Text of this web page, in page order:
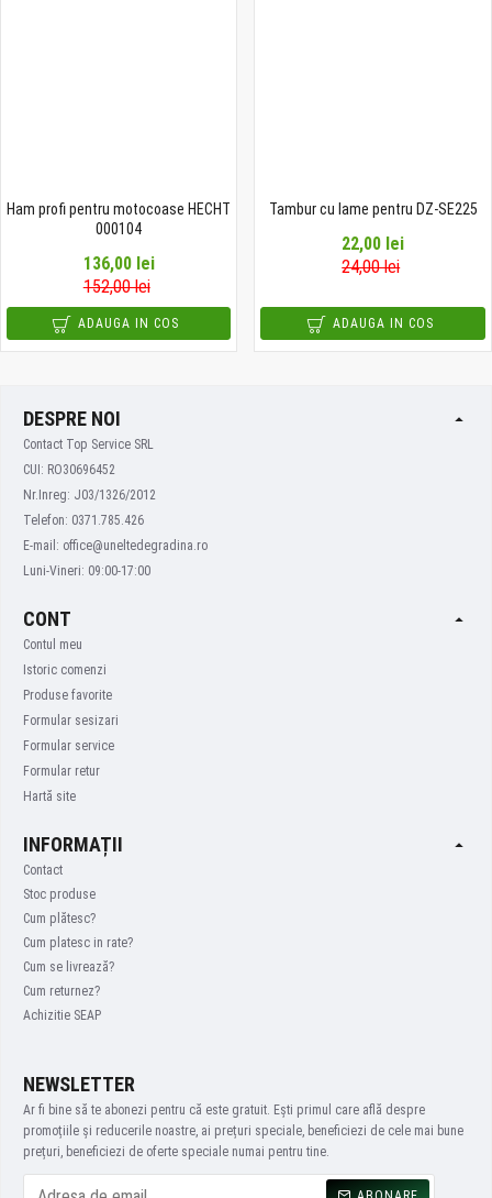
Ham profi pentru motocoase HECHT
000104
136,00 lei
152,00 lei
ADAUGA IN COS
Tambur cu lame pentru DZ-SE225
22,00 lei
24,00 lei
ADAUGA IN COS
DESPRE NOI
Contact Top Service SRL
CUI: RO30696452
Nr.Inreg: J03/1326/2012
Telefon: 0371.785.426
E-mail: office@uneltedegradina.ro
Luni-Vineri: 09:00-17:00
CONT
Contul meu
Istoric comenzi
Produse favorite
Formular sesizari
Formular service
Formular retur
Hartă site
INFORMAȚII
Contact
Stoc produse
Cum plătesc?
Cum platesc in rate?
Cum se livrează?
Cum returnez?
Achizitie SEAP
NEWSLETTER
Ar fi bine să te abonezi pentru că este gratuit. Ești primul care află despre
promoțiile și reducerile noastre, ai prețuri speciale, beneficiezi de cele mai bune
prețuri, beneficiezi de oferte speciale numai pentru tine.